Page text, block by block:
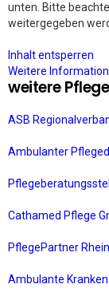
unten. Bitte
weitergegeben
Inhalt entsperren
Weitere
weitere
ASB
Ambulanter
Cathamed Pflege
PflegePartner
Ambulante